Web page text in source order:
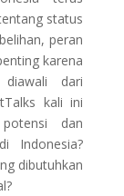
status
peran
karena
dari
kali ini
dan
Indonesia?
dibutuhkan